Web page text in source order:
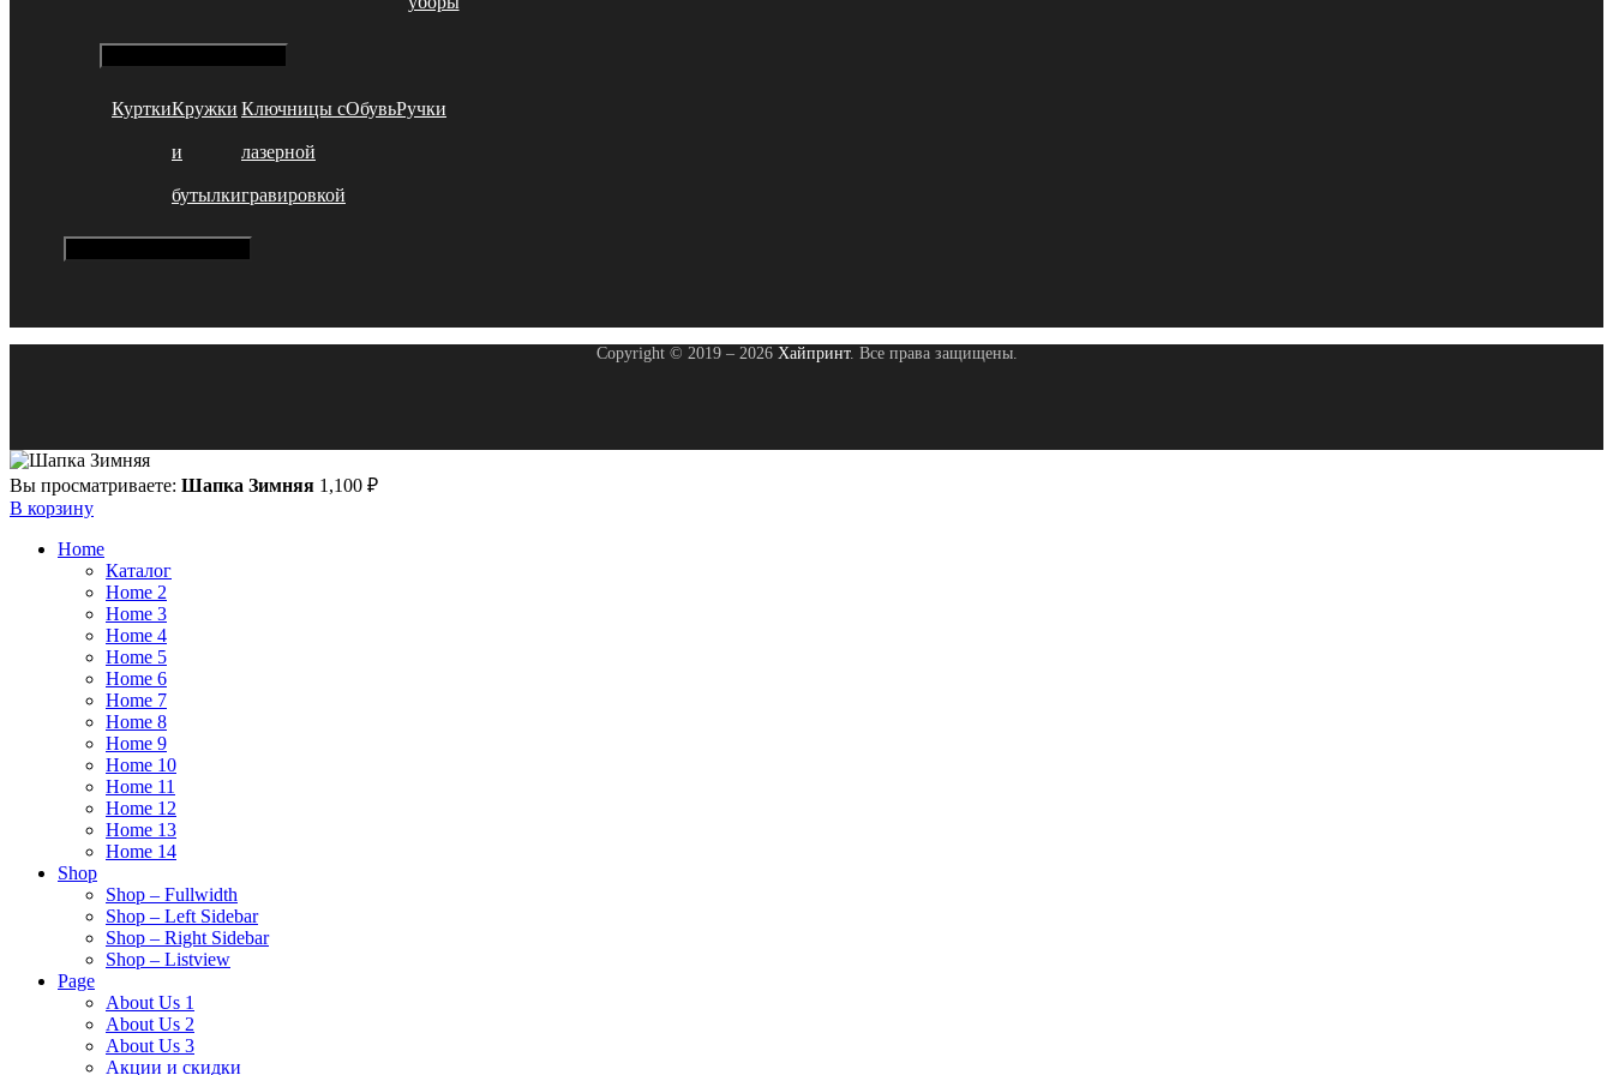
КурткиКружки
и
бутылки
Ключницы с
лазерной
гравировкой
ОбувьРучки
Copyright © 2019 – 2026 Хайпринт. Все права защищены.
Вы просматриваете: Шапка Зимняя 1,100 ₽
В корзину
Home
Каталог
Home 2
Home 3
Home 4
Home 5
Home 6
Home 7
Home 8
Home 9
Home 10
Home 11
Home 12
Home 13
Home 14
Shop
Shop – Fullwidth
Shop – Left Sidebar
Shop – Right Sidebar
Shop – Listview
Page
About Us 1
About Us 2
About Us 3
Акции и скидки